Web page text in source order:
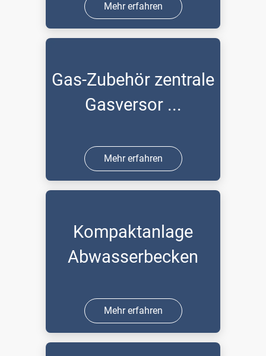
Mehr erfahren
Gas-Zubehör zentrale
Gasversor ...
Mehr erfahren
Kompaktanlage
Abwasserbecken
Mehr erfahren